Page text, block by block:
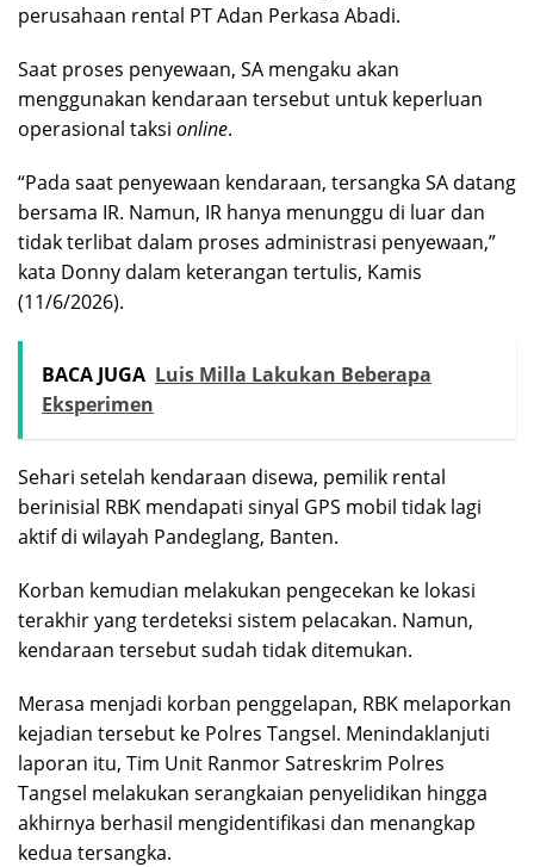
perusahaan rental PT Adan Perkasa Abadi.
Saat proses penyewaan, SA mengaku akan
menggunakan kendaraan tersebut untuk keperluan
operasional taksi online.
“Pada saat penyewaan kendaraan, tersangka SA datang
bersama IR. Namun, IR hanya menunggu di luar dan
tidak terlibat dalam proses administrasi penyewaan,”
kata Donny dalam keterangan tertulis, Kamis
(11/6/2026).
BACA JUGA Luis Milla Lakukan Beberapa
Eksperimen
Sehari setelah kendaraan disewa, pemilik rental
berinisial RBK mendapati sinyal GPS mobil tidak lagi
aktif di wilayah Pandeglang, Banten.
Korban kemudian melakukan pengecekan ke lokasi
terakhir yang terdeteksi sistem pelacakan. Namun,
kendaraan tersebut sudah tidak ditemukan.
Merasa menjadi korban penggelapan, RBK melaporkan
kejadian tersebut ke Polres Tangsel. Menindaklanjuti
laporan itu, Tim Unit Ranmor Satreskrim Polres
Tangsel melakukan serangkaian penyelidikan hingga
akhirnya berhasil mengidentifikasi dan menangkap
kedua tersangka.